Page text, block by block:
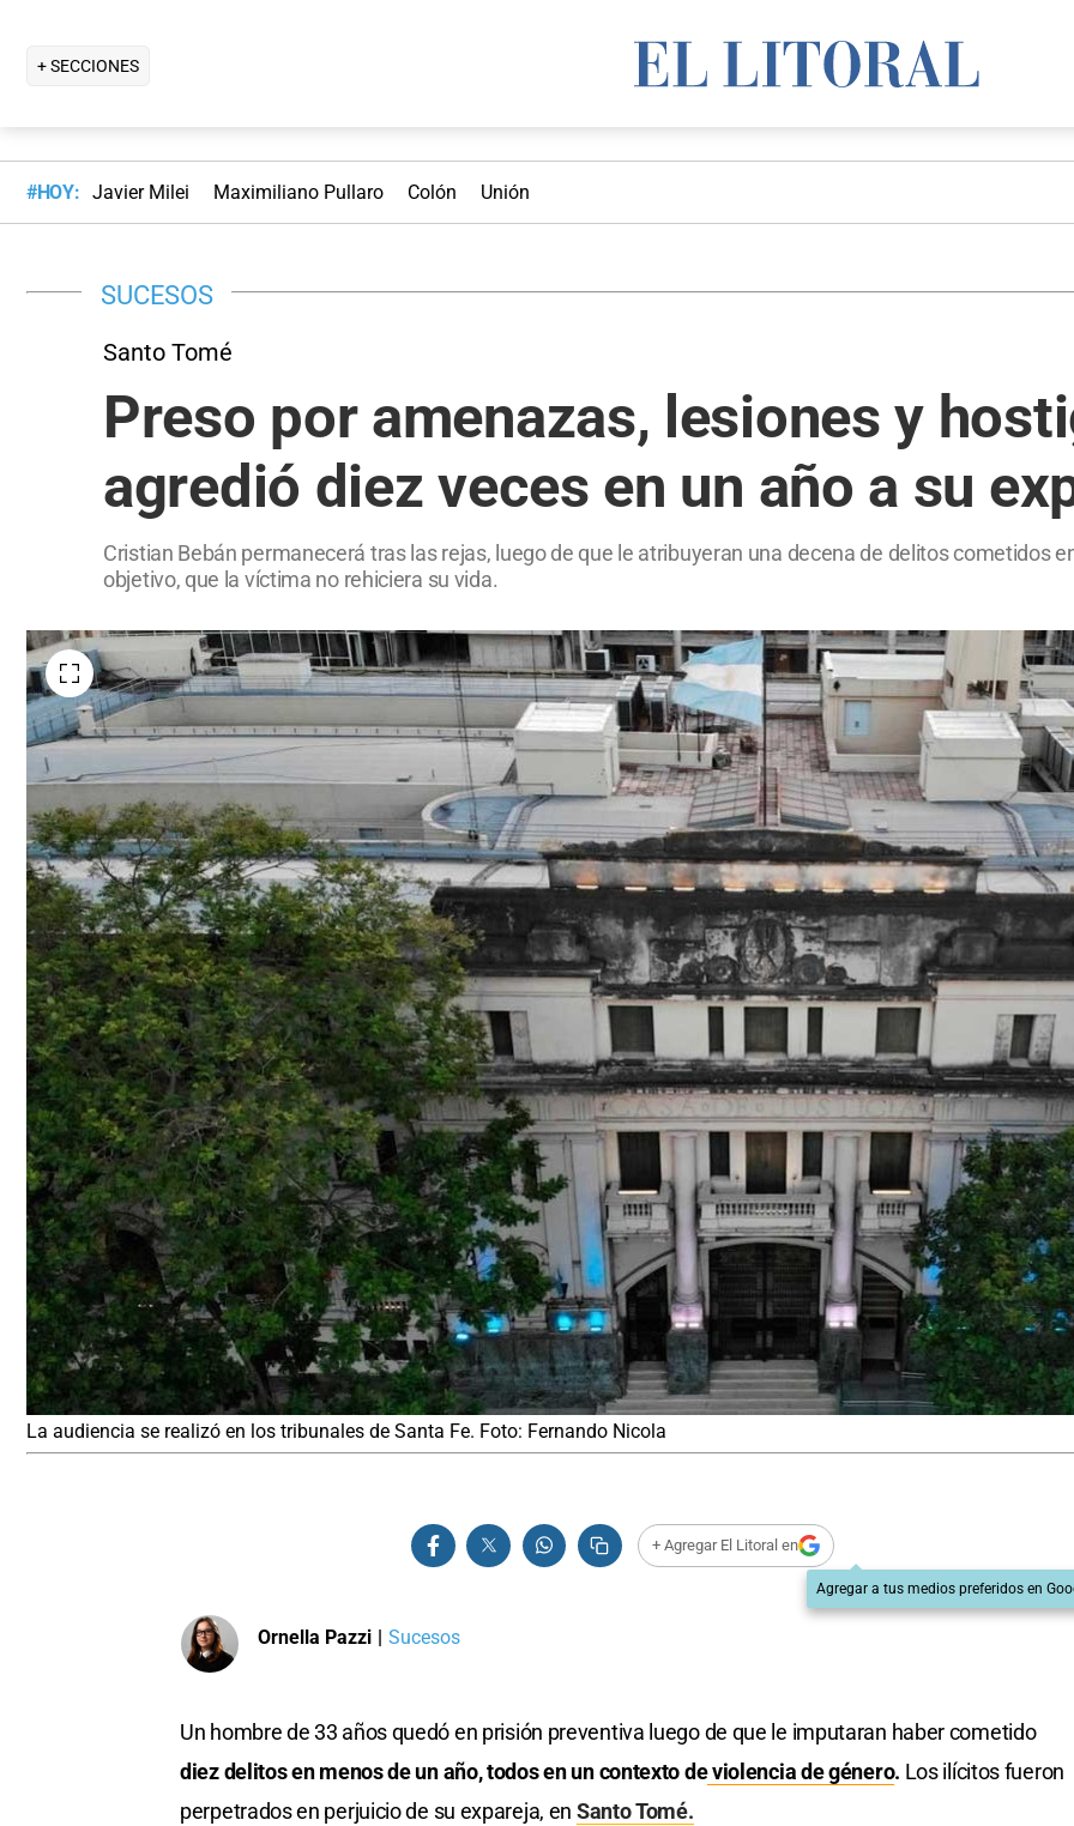
+ SECCIONES
#HOY: Javier Milei Maximiliano Pullaro Colón Unión
SUCESOS
Santo Tomé
Preso por amenazas, lesiones y
agredió diez veces en un año a su
Cristian Bebán permanecerá tras las rejas, luego de que le atribuyeran una decena de delitos cometidos
objetivo, que la víctima no rehiciera su vida.
La audiencia se realizó en los tribunales de Santa Fe. Foto: Fernando Nicola
+ Agregar El Litoral en
Agregar a tus medios preferidos en
Ornella Pazzi | Sucesos
Un hombre de 33 años quedó en prisión preventiva luego de que le imputaran haber cometido
diez delitos en menos de un año, todos en un contexto deviolencia de género. Los ilícitos fueron
perpetrados en perjuicio de su expareja, en Santo Tomé.